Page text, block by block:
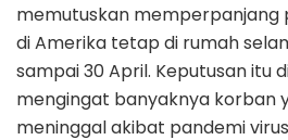
memutuskan memperpanjang
di Amerika tetap di rumah
sampai 30 April. Keputusan itu
mengingat banyaknya korban
meninggal akibat pandemi